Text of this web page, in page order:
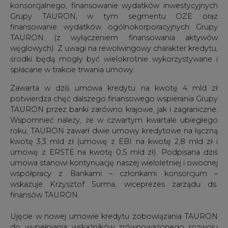
konsorcjalnego, finansowanie wydatków inwestycyjnych
Grupy TAURON, w tym segmentu OZE oraz
finansowanie wydatków ogólnokorporacyjnych Grupy
TAURON (z wyłączeniem finansowania aktywów
węglowych). Z uwagi na rewolwingowy charakter kredytu,
środki będą mogły być wielokrotnie wykorzystywane i
spłacane w trakcie trwania umowy.
Zawarta w dziś umowa kredytu na kwotę 4 mld zł
potwierdza chęć dalszego finansowego wspierania Grupy
TAURON przez banki zarówno krajowe, jak i zagraniczne.
Wspomnieć należy, że w czwartym kwartale ubiegłego
roku, TAURON zawarł dwie umowy kredytowe na łączną
kwotę 3,3 mld zł (umowę z EBI na kwotę 2,8 mld zł i
umowę z ERSTE na kwotę 0,5 mld zł). Podpisana dziś
umowa stanowi kontynuację naszej wieloletniej i owocnej
współpracy z Bankami – członkami konsorcjum –
wskazuje Krzysztof Surma, wiceprezes zarządu ds.
finansów TAURON.
Ujęcie w nowej umowie kredytu zobowiązania TAURON
do wypełniania wskaźników zrównoważonego rozwoju